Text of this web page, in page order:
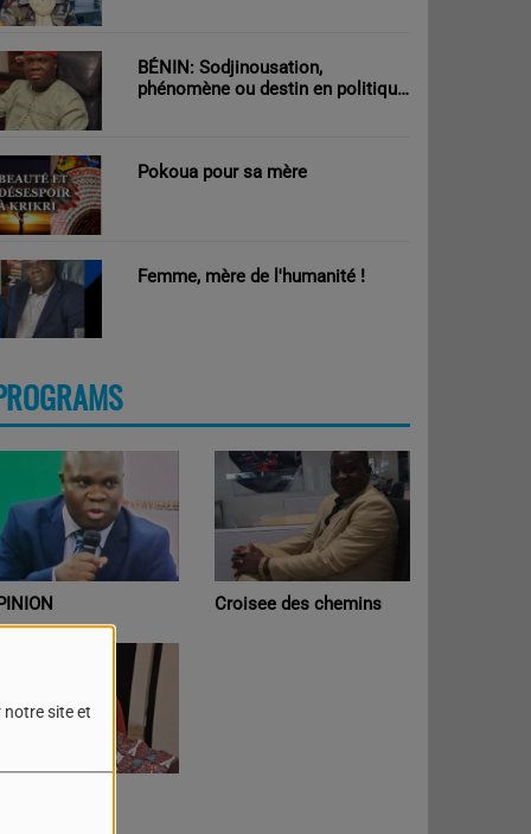
site et
BÉNIN: Sodjinousation,
phénomène ou destin en politique
Pokoua pour sa mère
Femme, mère de l'humanité !
Croisee des chemins